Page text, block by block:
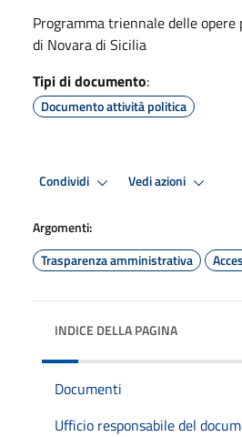
Programma triennale delle opere
di Novara di Sicilia
Tipi di documento:
Documento attività politica
Condividi Vedi azioni
Argomenti:
Trasparenza amministrativa
INDICE DELLA PAGINA
Documenti
Ufficio responsabile del